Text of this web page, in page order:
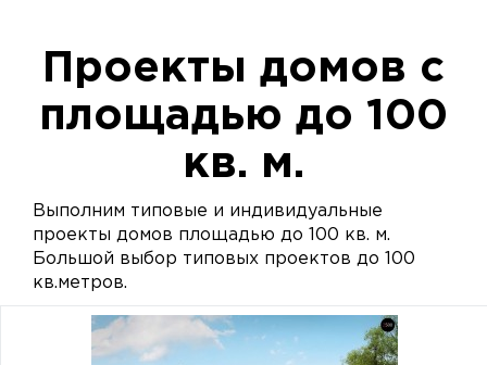
Проекты домов с
площадью до 100
кв. м.
Выполним типовые и индивидуальные
проекты домов площадью до 100 кв. м.
Большой выбор типовых проектов до 100
кв.метров.